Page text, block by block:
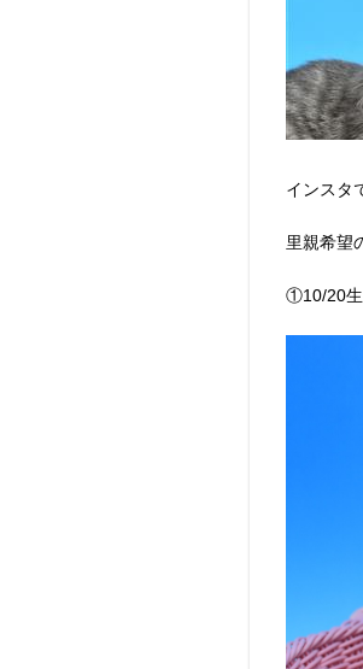
インスタ
里親希望
①10/20